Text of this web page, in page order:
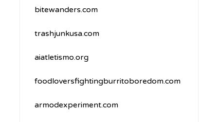
bitewanders.com
trashjunkusa.com
aiatletismo.org
foodloversfightingburritoboredom.com
armodexperiment.com